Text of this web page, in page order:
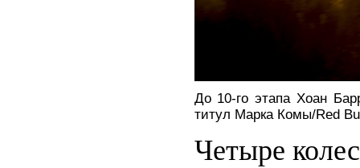
До 10-го этапа Хоан
титул Марка Комы/Red
Четыре